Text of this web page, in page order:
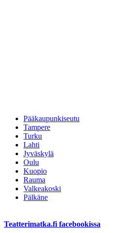
Pääkaupunkiseutu
Tampere
Turku
Lahti
Jyväskylä
Oulu
Kuopio
Rauma
Valkeakoski
Pälkäne
Teatterimatka.fi facebookissa